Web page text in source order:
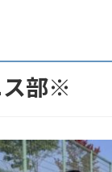
ス部※